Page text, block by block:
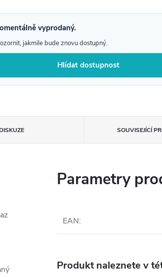
vyprodaný.
jakmile bude znovu dostupný.
Hlídat dostupnost
DISKUZE SOUVISEJÍCÍ
Parametry
EAN:
Produkt naleznete v